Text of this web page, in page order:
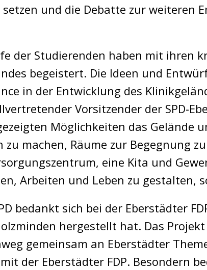
und die Debatte zur weiteren
der Studierenden haben mit ihren
begeistert. Die Ideen und
in der Entwicklung des
Vorsitzender der SPD-
Möglichkeiten das Gelände
zu machen, Räume zur Begegnung
eine Kita und
Arbeiten und Leben zu gestalten,
bedankt sich bei der Eberstädter
hergestellt hat. Das
gemeinsam an Eberstädter
der Eberstädter FDP. Besondern